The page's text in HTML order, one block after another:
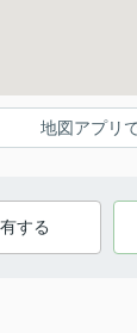
地図アプリ
する